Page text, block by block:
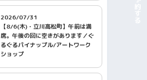
2026/07/31
【8/6(木)・立川高松町】午前は満
席。午後の回に空きがあります／ぐ
るぐるパイナップル/アートワーク
ショップ